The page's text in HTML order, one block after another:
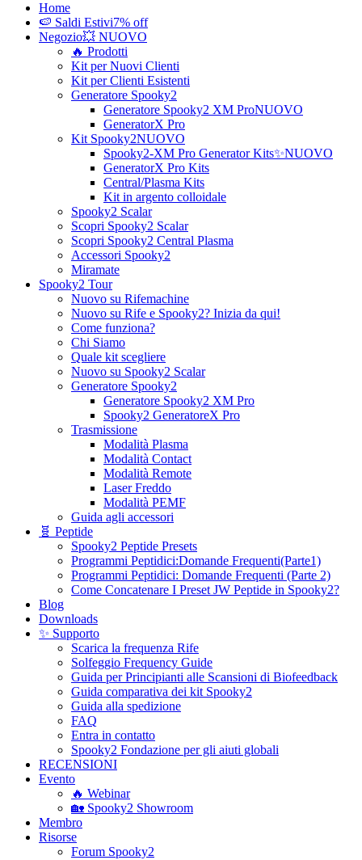
Home
🍉 Saldi Estivi7% off
Negozio💥 NUOVO
🔥 Prodotti
Kit per Nuovi Clienti
Kit per Clienti Esistenti
Generatore Spooky2
Generatore Spooky2 XM ProNUOVO
GeneratorX Pro
Kit Spooky2NUOVO
Spooky2-XM Pro Generator Kits✨NUOVO
GeneratorX Pro Kits
Central/Plasma Kits
Kit in argento colloidale
Spooky2 Scalar
Scopri Spooky2 Scalar
Scopri Spooky2 Central Plasma
Accessori Spooky2
Miramate
Spooky2 Tour
Nuovo su Rifemachine
Nuovo su Rife e Spooky2? Inizia da qui!
Come funziona?
Chi Siamo
Quale kit scegliere
Nuovo su Spooky2 Scalar
Generatore Spooky2
Generatore Spooky2 XM Pro
Spooky2 GeneratoreX Pro
Trasmissione
Modalità Plasma
Modalità Contact
Modalità Remote
Laser Freddo
Modalità PEMF
Guida agli accessori
🧬 Peptide
Spooky2 Peptide Presets
Programmi Peptidici:Domande Frequenti(Parte1)
Programmi Peptidici: Domande Frequenti (Parte 2)
Come Concatenare I Preset JW Peptide in Spooky2?
Blog
Downloads
✨ Supporto
Scarica la frequenza Rife
Solfeggio Frequency Guide
Guida per Principianti alle Scansioni di Biofeedback
Guida comparativa dei kit Spooky2
Guida alla spedizione
FAQ
Entra in contatto
Spooky2 Fondazione per gli aiuti globali
RECENSIONI
Evento
🔥 Webinar
🏡 Spooky2 Showroom
Membro
Risorse
Forum Spooky2